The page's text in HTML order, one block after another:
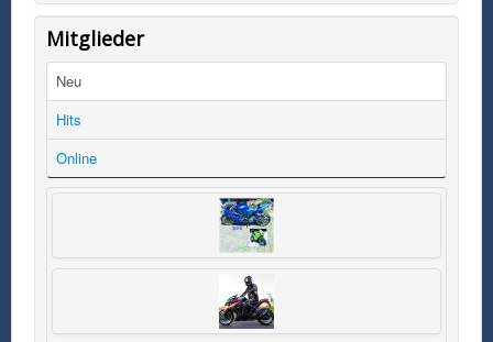
Mitglieder
Neu
Hits
Online